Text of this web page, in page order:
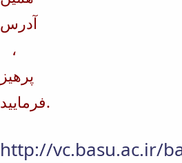
آدرس
،
پرهیز
فرمایید.
http://vc.basu.ac.ir/